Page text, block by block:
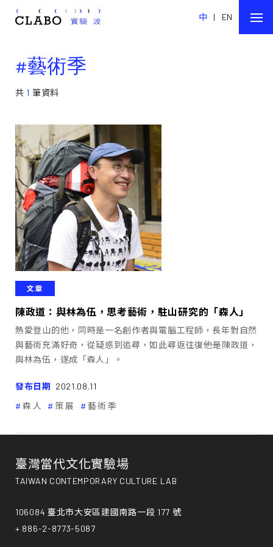
中 | EN
#藝術季
共 1 筆資料
文章
陳政道：與林為伍，思考藝術，駐山研究的「森人」
熱愛登山的他，同時是一名創作者與電腦工程師，長年對自然
與藝術充滿好奇，從疑惑到追尋，如此尋返往復――他是陳政道，
與林為伍，遂成「森人」。
發布日期 2021.08.11
森人
策展 藝術季
臺灣當代文化實驗場
TAIWAN CONTEMPORARY CULTURE LAB
106084 臺北市大安區建國南路一段 177 號
+ 886-2-8773-5087